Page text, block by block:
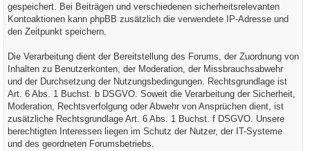
gespeichert. Bei Beiträgen und verschiedenen sicherheitsrelevanten
Kontoaktionen kann phpBB zusätzlich die verwendete IP-Adresse und
den Zeitpunkt speichern.
Die Verarbeitung dient der Bereitstellung des Forums, der Zuordnung von
Inhalten zu Benutzerkonten, der Moderation, der Missbrauchsabwehr
und der Durchsetzung der Nutzungsbedingungen. Rechtsgrundlage ist
Art. 6 Abs. 1 Buchst. b DSGVO. Soweit die Verarbeitung der Sicherheit,
Moderation, Rechtsverfolgung oder Abwehr von Ansprüchen dient, ist
zusätzliche Rechtsgrundlage Art. 6 Abs. 1 Buchst. f DSGVO. Unsere
berechtigten Interessen liegen im Schutz der Nutzer, der IT-Systeme
und des geordneten Forumsbetriebs.